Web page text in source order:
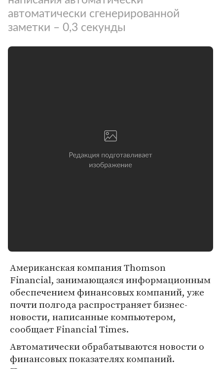
автоматически сгенерированной
заметки – 0,3 секунды
Американская компания Thomson
Financial, занимающаяся информационным
обеспечением финансовых компаний, уже
почти полгода распространяет бизнес-
новости, написанные компьютером,
сообщает Financial Times.
Автоматически обрабатываются новости о
финансовых показателях компаний.